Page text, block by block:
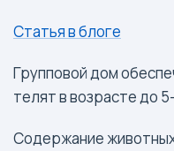
Статья в блоге
Групповой дом
телят в возрасте до
Содержание